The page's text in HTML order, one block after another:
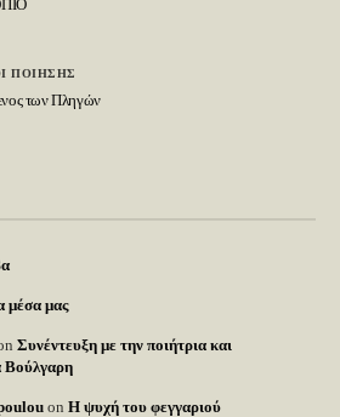
ΠΟΙΗΣΗΣ
των Πληγών
μέσα μας
Συνέντευξη με την ποιήτρια και
Βούλγαρη
on Η ψυχή του φεγγαριού